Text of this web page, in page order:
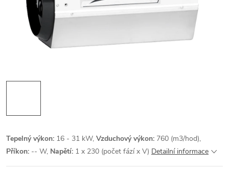
Tepelný výkon: 16 - 31 kW, Vzduchový výkon: 760 (m3/hod),
Příkon: -- W, Napětí: 1 x 230 (počet fází x V) Detailní informace